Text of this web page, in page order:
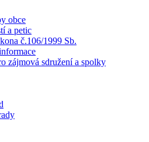
obce
a petic
č.106/1999 Sb.
zájmová sdružení a spolky